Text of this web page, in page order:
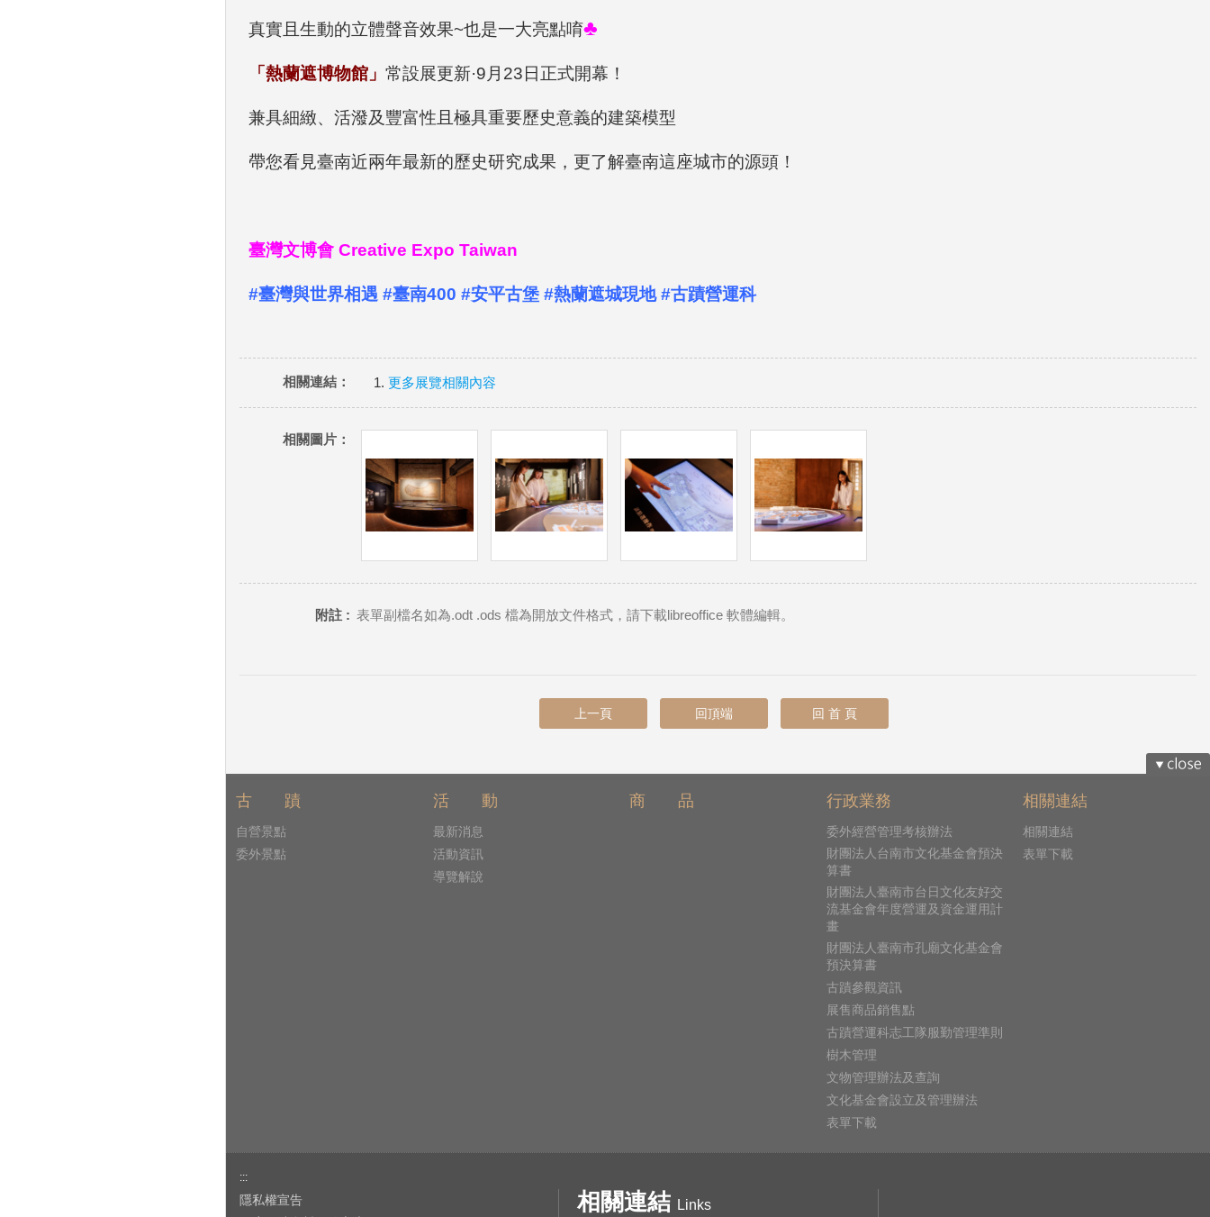
真實且生動的立體聲音效果~也是一大亮點唷♣
「熱蘭遮博物館」 常設展更新·9月23日正式開幕！
兼具細緻、活潑及豐富性且極具重要歷史意義的建築模型
帶您看見臺南近兩年最新的歷史研究成果，更了解臺南這座城市的源頭！
臺灣文博會 Creative Expo Taiwan
#臺灣與世界相遇 #臺南400 #安平古堡 #熱蘭遮城現地 #古蹟營運科
相關連結： 更多展覽相關內容
相關圖片：
附註 : 表單副檔名如為.odt .ods 檔為開放文件格式，請下載libreoffice 軟體編輯。
上一頁 回頂端 回 首 頁
古 蹟
自營景點
委外景點
活 動
最新消息
活動資訊
導覽解說
商 品 行政業務
委外經營管理考核辦法
財團法人台南市文化基金會預決
算書
財團法人臺南市台日文化友好交
流基金會年度營運及資金運用計
畫
財團法人臺南市孔廟文化基金會
預決算書
古蹟參觀資訊
展售商品銷售點
古蹟營運科志工隊服勤管理準則
樹木管理
文物管理辦法及查詢
文化基金會設立及管理辦法
表單下載
相關連結
相關連結
表單下載
:::
隱私權宣告
相關連結 Links